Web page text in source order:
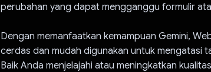
perubahan yang dapat mengganggu formulir
Dengan memanfaatkan kemampuan Gemini,
cerdas dan mudah digunakan untuk mengatasi
Baik Anda menjelajahi atau meningkatkan